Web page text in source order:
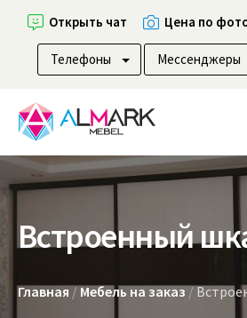
Открыть чат Цена по
Телефоны Мессенджеры
Встроенный
Главная/Мебель на заказ/